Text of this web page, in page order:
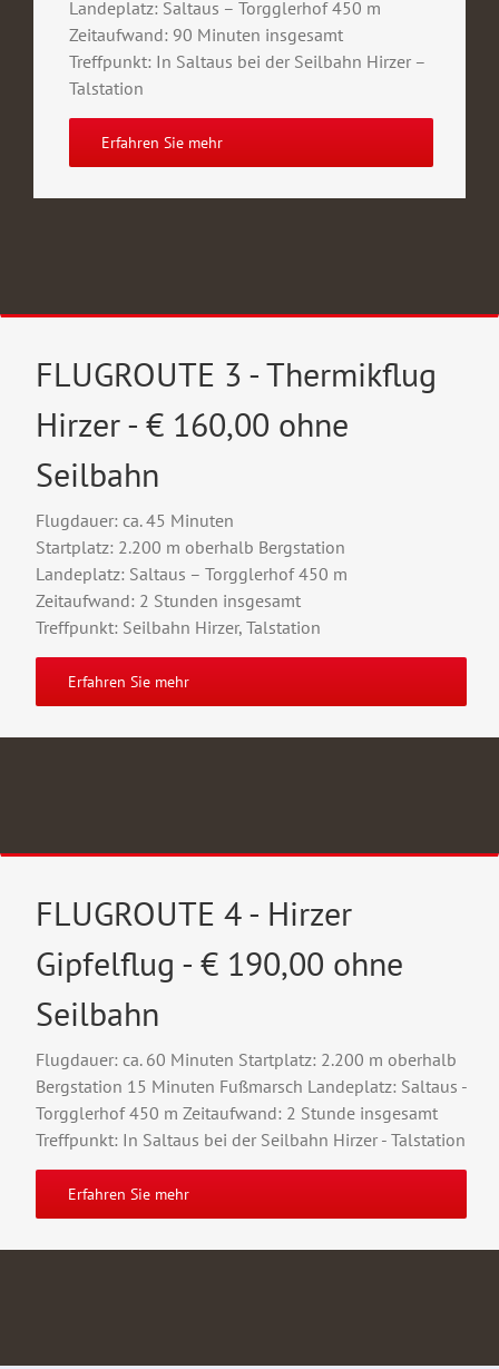
Landeplatz: Saltaus – Torgglerhof 450 m
Zeitaufwand: 90 Minuten insgesamt
Treffpunkt: In Saltaus bei der Seilbahn Hirzer –
Talstation
Erfahren Sie mehr
FLUGROUTE 3 - Thermikflug
Hirzer - € 160,00 ohne
Seilbahn
Flugdauer: ca. 45 Minuten
Startplatz: 2.200 m oberhalb Bergstation
Landeplatz: Saltaus – Torgglerhof 450 m
Zeitaufwand: 2 Stunden insgesamt
Treffpunkt: Seilbahn Hirzer, Talstation
Erfahren Sie mehr
FLUGROUTE 4 - Hirzer
Gipfelflug - € 190,00 ohne
Seilbahn
Flugdauer: ca. 60 Minuten Startplatz: 2.200 m oberhalb
Bergstation 15 Minuten Fußmarsch Landeplatz: Saltaus -
Torgglerhof 450 m Zeitaufwand: 2 Stunde insgesamt
Treffpunkt: In Saltaus bei der Seilbahn Hirzer - Talstation
Erfahren Sie mehr